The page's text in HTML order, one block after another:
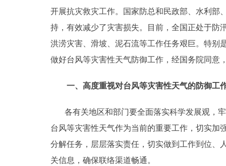
绿色北京
多语种
ENGLISH
DEUTSCH
ESPAÑOL
开展抗灾救灾工作。国家防总和民政部、水利部
持，有效减少了灾害损失。目前，全国正处于防
洪涝灾害、滑坡、泥石流等工作任务艰巨。特别
做好台风等灾害性天气防御工作，经国务院同意
一、高度重视对台风等灾害性天气的防御
各有关地区和部门要全面落实科学发展观，牢
台风等灾害性天气作为当前的重要工作，切实加
分解任务，层层落实责任，切实做到工作到位、
关信息，确保联络渠道畅通。